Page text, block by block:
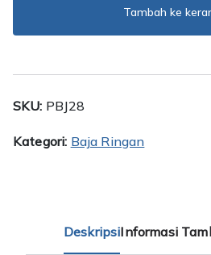
Ringan
Tambah ke
SKU: PBJ28
Kategori: Baja Ringan
DeskripsiInformasi